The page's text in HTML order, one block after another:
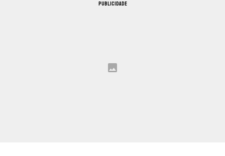
PUBLICIDADE